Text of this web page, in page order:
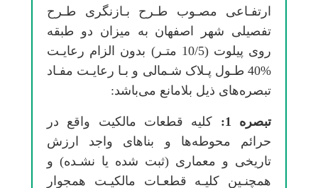
ارﺗﻔـﺎعی ﻣﺼـﻮب ﻃـﺮح ﺑـﺎزﻧﮕﺮی ﻃـﺮح
تفصیلی ﺷﻬﺮ اﺻﻔﻬﺎن ﺑﻪ ﻣﻴﺰان دو ﻃﺒﻘﻪ
روی ﭘﻴﻠﻮت (10/5 ﻣﺘـﺮ) ﺑﺪون اﻟﺰام رﻋﺎﻳـﺖ
%40 ﻃـﻮل ﭘـﻼک ﺷـﻤﺎلی و ﺑـﺎ رﻋﺎﻳـﺖ ﻣﻔـﺎد
ﺗﺒﺼﺮهﻫﺎی ذﻳﻞ ﺑﻼﻣﺎﻧﻊ میﺑﺎﺷﺪ:
ﺗﺒﺼﺮه 1:
ﻛﻠﻴﻪ ﻗﻄﻌﺎت ﻣﺎﻟﻜﻴﺖ واﻗﻊ در
ﺣﺮاﺋﻢ ﻣﺤﻮﻃﻪﻫﺎ و ﺑﻨﺎﻫﺎی واﺟﺪ ارزش
ﺗﺎریخی و ﻣﻌﻤﺎری (ﺛﺒﺖ ﺷﺪه ﻳﺎ ﻧﺸـﺪه) و
ﻫﻤﭽﻨـﻴﻦ ﻛﻠﻴـﻪ ﻗﻄﻌـﺎت ﻣﺎﻟﻜﻴـﺖ ﻫﻤﺠﻮار